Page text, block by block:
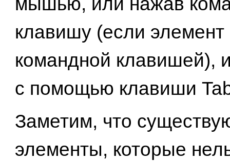
клавишу (если элемент
командной клавишей),
с помощью клавиши
Заметим, что
элементы, которые